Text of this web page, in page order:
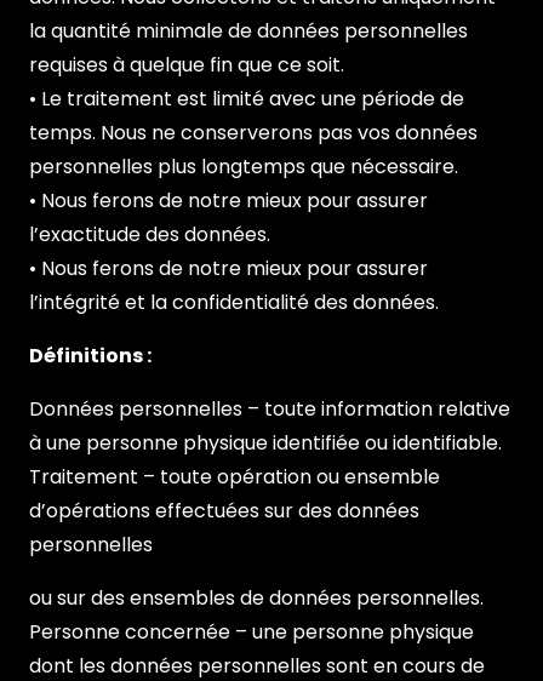
la quantité minimale de données personnelles
requises à quelque fin que ce soit.
• Le traitement est limité avec une période de
temps. Nous ne conserverons pas vos données
personnelles plus longtemps que nécessaire.
• Nous ferons de notre mieux pour assurer
l’exactitude des données.
• Nous ferons de notre mieux pour assurer
l’intégrité et la confidentialité des données.
Définitions :
Données personnelles – toute information relative
à une personne physique identifiée ou identifiable.
Traitement – toute opération ou ensemble
d’opérations effectuées sur des données
personnelles
ou sur des ensembles de données personnelles.
Personne concernée – une personne physique
dont les données personnelles sont en cours de